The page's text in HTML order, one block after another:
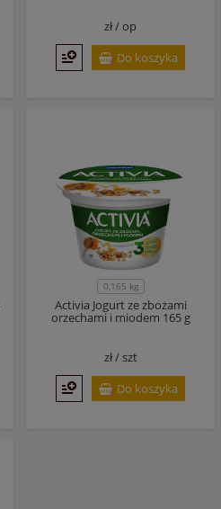
zł /op
Do koszyka
0,165 kg
Activia Jogurt ze zbożami
orzechami i miodem 165 g
zł /szt
Do koszyka